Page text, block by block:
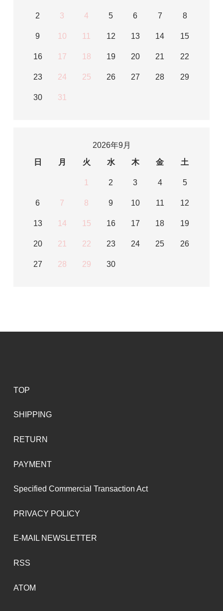
2 3 4 5 6 7 8
9 10 11 12 13 14 15
16 17 18 19 20 21 22
23 24 25 26 27 28 29
30 31
2026年9月
日
月 火 水 木 金 土
1 2 3 4 5
6 7 8 9 10 11 12
13 14 15 16 17 18 19
20 21 22 23 24 25 26
27 28 29 30
TOP
SHIPPING
RETURN
PAYMENT
Specified Commercial Transaction Act
PRIVACY POLICY
E-MAIL NEWSLETTER
RSS
ATOM